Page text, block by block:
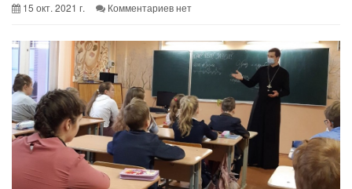
15 окт. 2021 г. Комментариев нет